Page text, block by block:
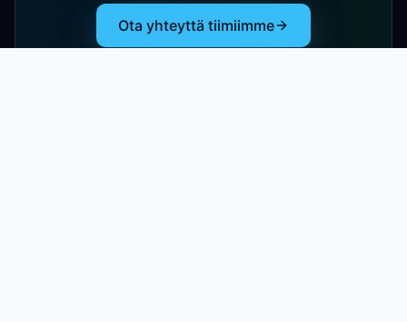
Ota yhteyttä tiimiimme